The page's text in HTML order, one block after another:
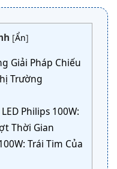
[Ẩn]
Giải Pháp Chiếu
Trường
Philips 100W:
Thời Gian
Trái Tim Của